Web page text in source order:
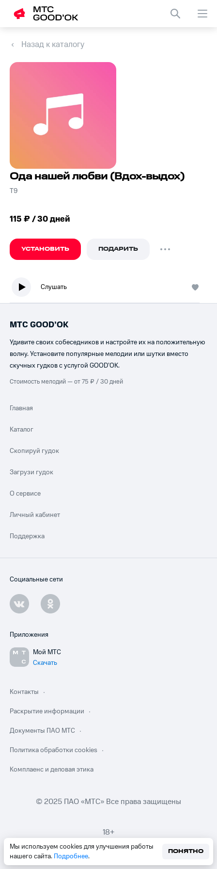
Назад к каталогу
Ода нашей любви (Вдох-выдох)
Т9
115 ₽ / 30 дней
УСТАНОВИТЬ ПОДАРИТЬ
Слушать
Мы используем cookies для улучшения работы
нашего сайта. Подробнее.
ПОНЯТНО
МТС GOOD’OK
Удивите своих собеседников и настройте их на положительную
волну. Установите популярные мелодии или шутки вместо
скучных гудков с услугой GOOD’OK.
Стоимость мелодий — от 75 ₽ / 30 дней
Главная
Каталог
Скопируй гудок
Загрузи гудок
О сервисе
Личный кабинет
Поддержка
Социальные сети
Приложения
Мой МТС
Скачать
Контакты
Раскрытие информации
Документы ПАО МТС
Политика обработки cookies
Комплаенс и деловая этика
© 2025 ПАО «МТС» Все права защищены
18+